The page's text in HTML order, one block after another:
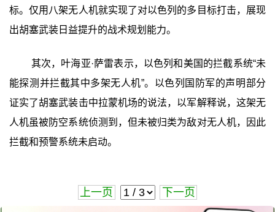
标。仅用八架无人机就实现了对以色列的多目标打击，展现
出胡塞武装日益提升的战术规划能力。
其次，叶海亚·萨雷表示，以色列和美国的拦截系统“未
能探测并拦截其中多架无人机”。以色列国防军的声明部分
证实了胡塞武装击中拉蒙机场的说法，以军解释说，这架无
人机虽被防空系统侦测到，但未被归类为敌对无人机，因此
拦截和预警系统未启动。
上一页 下一页